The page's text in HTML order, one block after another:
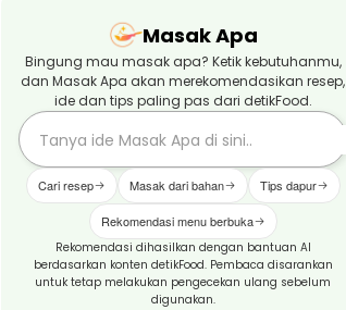
Masak Apa
Bingung mau masak apa? Ketik kebutuhanmu,
dan Masak Apa akan merekomendasikan resep,
ide dan tips paling pas dari detikFood.
Cari resep Masak dari bahan Tips dapur
Rekomendasi menu berbuka
Rekomendasi dihasilkan dengan bantuan AI
berdasarkan konten detikFood. Pembaca disarankan
untuk tetap melakukan pengecekan ulang sebelum
digunakan.